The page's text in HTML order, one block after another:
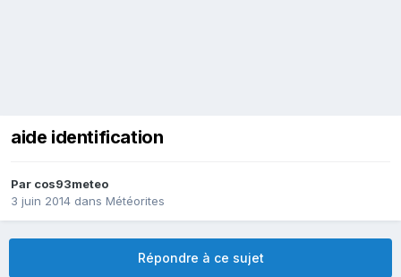
aide identification
Par cos93meteo
3 juin 2014 dans Météorites
Répondre à ce sujet